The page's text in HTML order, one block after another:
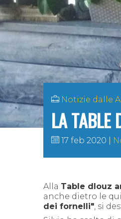
Notizie dalle
LA TABLE
17 feb 2020
Alla Table dlouz
anche dietro le
dei fornelli", si